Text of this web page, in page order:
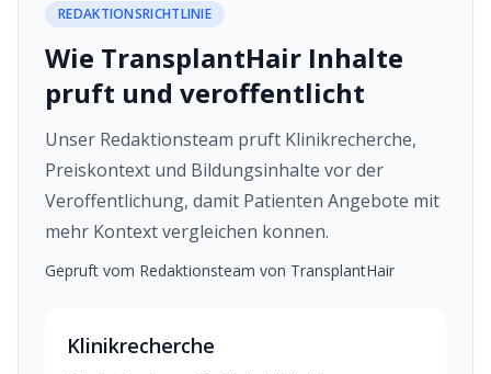
REDAKTIONSRICHTLINIE
Wie TransplantHair Inhalte
pruft und veroffentlicht
Unser Redaktionsteam pruft Klinikrecherche,
Preiskontext und Bildungsinhalte vor der
Veroffentlichung, damit Patienten Angebote mit
mehr Kontext vergleichen konnen.
Gepruft vom Redaktionsteam von TransplantHair
Klinikrecherche